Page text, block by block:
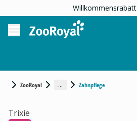
Willkommensrabatt
ZooRoyal ... Zahnpflege
Trixie